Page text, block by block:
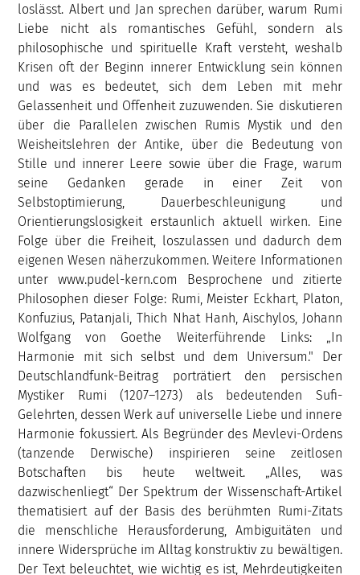
loslässt. Albert und Jan sprechen darüber, warum Rumi
Liebe nicht als romantisches Gefühl, sondern als
philosophische und spirituelle Kraft versteht, weshalb
Krisen oft der Beginn innerer Entwicklung sein können
und was es bedeutet, sich dem Leben mit mehr
Gelassenheit und Offenheit zuzuwenden. Sie diskutieren
über die Parallelen zwischen Rumis Mystik und den
Weisheitslehren der Antike, über die Bedeutung von
Stille und innerer Leere sowie über die Frage, warum
seine Gedanken gerade in einer Zeit von
Selbstoptimierung, Dauerbeschleunigung und
Orientierungslosigkeit erstaunlich aktuell wirken. Eine
Folge über die Freiheit, loszulassen und dadurch dem
eigenen Wesen näherzukommen. Weitere Informationen
unter www.pudel-kern.com Besprochene und zitierte
Philosophen dieser Folge: Rumi, Meister Eckhart, Platon,
Konfuzius, Patanjali, Thich Nhat Hanh, Aischylos, Johann
Wolfgang von Goethe Weiterführende Links: „In
Harmonie mit sich selbst und dem Universum." Der
Deutschlandfunk-Beitrag porträtiert den persischen
Mystiker Rumi (1207–1273) als bedeutenden Sufi-
Gelehrten, dessen Werk auf universelle Liebe und innere
Harmonie fokussiert. Als Begründer des Mevlevi-Ordens
(tanzende Derwische) inspirieren seine zeitlosen
Botschaften bis heute weltweit. „Alles, was
dazwischenliegt“ Der Spektrum der Wissenschaft-Artikel
thematisiert auf der Basis des berühmten Rumi-Zitats
die menschliche Herausforderung, Ambiguitäten und
innere Widersprüche im Alltag konstruktiv zu bewältigen.
Der Text beleuchtet, wie wichtig es ist, Mehrdeutigkeiten